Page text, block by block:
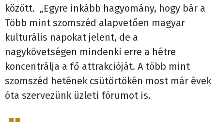
között. „Egyre inkább hagyomány, hogy bár a
Több mint szomszéd alapvetően magyar
kulturális napokat jelent, de a
nagykövetségen mindenki erre a hétre
koncentrálja a fő attrakcióját. A több mint
szomszéd hetének csütörtökén most már évek
óta szervezünk üzleti fórumot is.